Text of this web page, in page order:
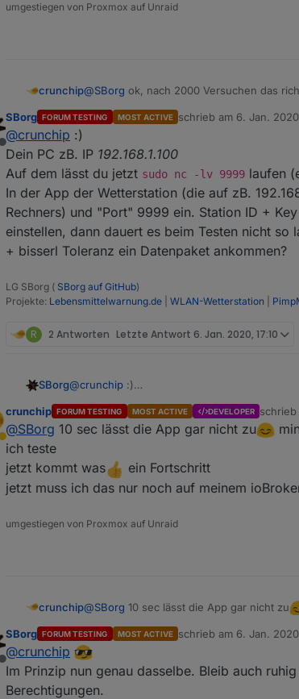
umgestiegen von Proxmox auf Unraid
crunchip@SBorg ok, nach 2000 Versuchen das
egal welche Ports ich einstelle, bekomme
Offline
SBorg FORUM TESTING MOST ACTIVE schrieb am 6. Jan.
zuletzt editiert von
@crunchip :)
Dein PC zB. IP 192.168.1.100
Auf dem lässt du jetzt sudo nc -lv 9999 laufen
In der App der Wetterstation (die auf zB.
Rechners) und "Port" 9999 ein. Station ID +
einstellen, dann dauert es beim Testen nicht
+ bisserl Toleranz ein Datenpaket ankommen?
LG SBorg ( SBorg auf GitHub)
Projekte: Lebensmittelwarnung.de WLAN-Wetterstation
R 2 Antworten Letzte Antwort 6. Jan. 2020, 17:10
SBorg@crunchip :)
Auf dem lässt du jetztsudo nc -lv 9999
In der App der Wetterstation (die auf zB.
es beim Testen nicht so lange. Nach dem
Datenpaket ankommen?
Abwesend
crunchip FORUM TESTING MOST ACTIVE DEVELOPER schrieb
zuletzt
@SBorg 10 sec lässt die App gar nicht zu
ich teste
jetzt kommt was
ein Fortschritt
jetzt muss ich das nur noch auf meinem
umgestiegen von Proxmox auf Unraid
crunchip@SBorg 10 sec lässt die App gar nicht zu
ich teste
jetzt kommt was
ein Fortschritt
jetzt muss ich das nur noch auf meinem
Offline
SBorg FORUM TESTING MOST ACTIVE schrieb am 6. Jan.
zuletzt editiert von
@crunchip
Im Prinzip nun genau dasselbe. Bleib auch
Berechtigungen.